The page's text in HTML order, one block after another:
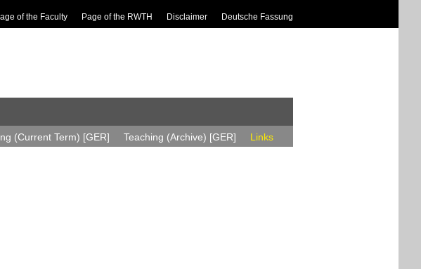
of the Faculty Page of the RWTH Disclaimer Deutsche Fassung
(Current Term) [GER] Teaching (Archive) [GER] Links